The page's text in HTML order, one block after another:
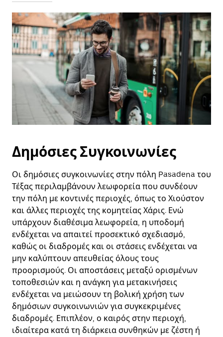
Δημόσιες Συγκοινωνίες
Οι δημόσιες συγκοινωνίες στην πόλη Pasadena του
Τέξας περιλαμβάνουν λεωφορεία που συνδέουν
την πόλη με κοντινές περιοχές, όπως το Χιούστον
και άλλες περιοχές της κομητείας Χάρις. Ενώ
υπάρχουν διαθέσιμα λεωφορεία, η υποδομή
ενδέχεται να απαιτεί προσεκτικό σχεδιασμό,
καθώς οι διαδρομές και οι στάσεις ενδέχεται να
μην καλύπτουν απευθείας όλους τους
προορισμούς. Οι αποστάσεις μεταξύ ορισμένων
τοποθεσιών και η ανάγκη για μετακινήσεις
ενδέχεται να μειώσουν τη βολική χρήση των
δημόσιων συγκοινωνιών για συγκεκριμένες
διαδρομές. Επιπλέον, ο καιρός στην περιοχή,
ιδιαίτερα κατά τη διάρκεια συνθηκών με ζέστη ή